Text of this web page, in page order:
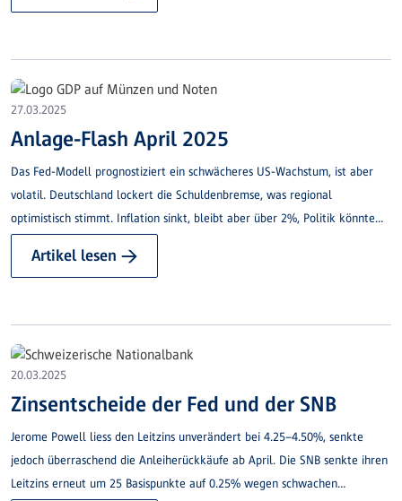
27.03.2025
Anlage-Flash April 2025
Das Fed-Modell prognostiziert ein schwächeres US-Wachstum, ist aber
volatil. Deutschland lockert die Schuldenbremse, was regional
optimistisch stimmt. Inflation sinkt, bleibt aber über 2%, Politik könnte
Artikel lesen →
20.03.2025
Zinsentscheide der Fed und der SNB
Jerome Powell liess den Leitzins unverändert bei 4.25–4.50%, senkte
jedoch überraschend die Anleiherückkäufe ab April. Die SNB senkte ihren
Leitzins erneut um 25 Basispunkte auf 0.25% wegen schwachen